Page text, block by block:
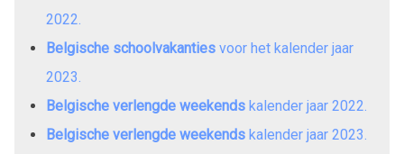
2022
Belgische schoolvakanties voor het kalender jaar
2023
Belgische verlengde weekends kalender jaar 2022
Belgische verlengde weekends kalender jaar 2023